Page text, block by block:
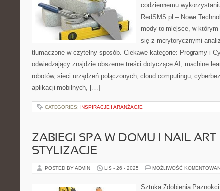
codziennemu
RedSMS.pl – Nowe
mody to miejsce, w
się z merytorycznymi
tłumaczone w czytelny sposób. Ciekawe kategorie: Programy i
odwiedzający znajdzie obszerne treści dotyczące AI, machine
robotów, sieci urządzeń połączonych, cloud computingu,
aplikacji mobilnych, […]
CATEGORIES: INSPIRACJE I ARANŻACJE
ZABIEGI SPA W DOMU I NAIL ART
STYLIZACJE
POSTED BY ADMIN LIS - 26 - 2025 MOŻLIWOŚĆ
Sztuka Zdobienia